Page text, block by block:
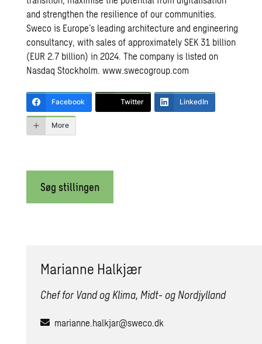
and strengthen the resilience of our communities.
Sweco is Europe’s leading architecture and engineering
consultancy, with sales of approximately SEK 31 billion
(EUR 2.7 billion) in 2024. The company is listed on
Nasdaq Stockholm.www.swecogroup.com
Facebook Twitter LinkedIn
More
Søg stillingen
Marianne Halkjær
Chef for Vand og Klima, Midt- og Nordjylland
marianne.halkjar@sweco.dk